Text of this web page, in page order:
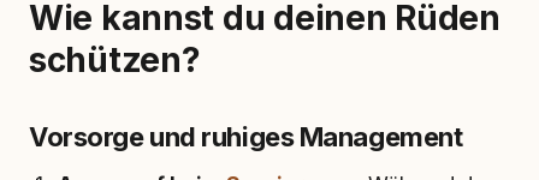
Wie kannst du deinen Rüden
schützen?
Vorsorge und ruhiges Management